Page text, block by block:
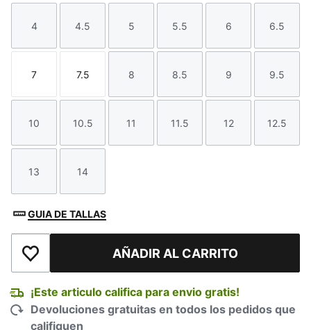
Talla
4
Talla
4.5
Talla
5
Talla
5.5
Talla
6
Talla
6.5
Talla
7
Talla
7.5
Talla
8
Talla
8.5
Talla
9
Talla
9.5
Talla
10
Talla
10.5
Talla
11
Talla
11.5
Talla
12
Talla
12.5
Talla
13
Talla
14
GUIA DE TALLAS
Añadir a la lista de deseosAÑADIR AL CARRITO
¡Este articulo califica para envio gratis!
Devoluciones gratuitas en todos los pedidos que
califiquen